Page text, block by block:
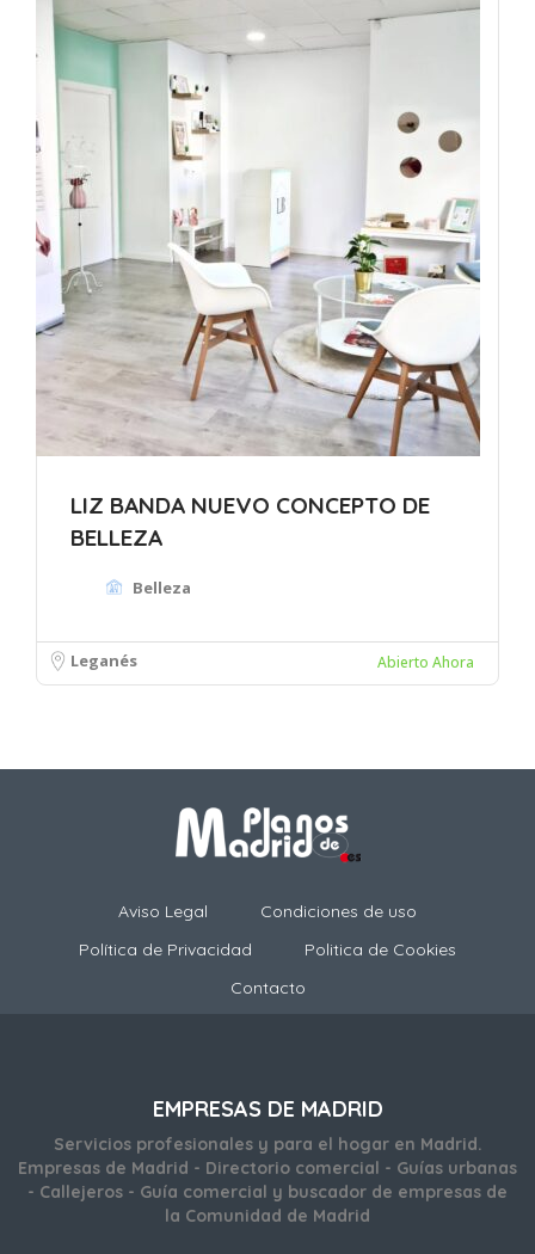
LIZ BANDA NUEVO CONCEPTO DE
BELLEZA
Belleza
Leganés Abierto Ahora
Aviso Legal
Condiciones de uso
Política de Privacidad
Politica de Cookies
Contacto
EMPRESAS DE MADRID
Servicios profesionales y para el hogar en Madrid.
Empresas de Madrid - Directorio comercial - Guías urbanas
- Callejeros - Guía comercial y buscador de empresas de
la Comunidad de Madrid